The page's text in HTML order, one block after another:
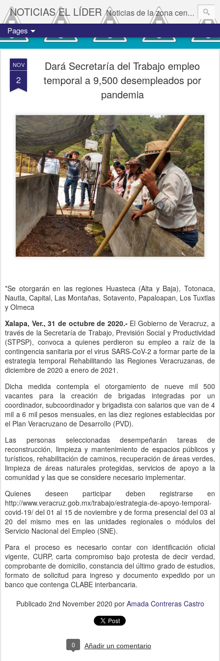
NOTICIAS EL LÍDER Noticias de la zona centro del estado de Veracruz.
Pages
NOV
2
Dará Secretaría del Trabajo empleo
temporal a 9,500 desempleados por
pandemia
*Se otorgarán en las regiones Huasteca (Alta y Baja), Totonaca,
Nautla, Capital, Las Montañas, Sotavento, Papaloapan, Los Tuxtlas
y Olmeca
Xalapa, Ver., 31 de octubre de 2020.-El Gobierno de Veracruz, a
través de la Secretaría de Trabajo, Previsión Social y Productividad
(STPSP), convoca a quienes perdieron su empleo a raíz de la
contingencia sanitaria por el virus SARS-CoV-2 a formar parte de la
estrategia temporal Rehabilitando las Regiones Veracruzanas, de
diciembre de 2020 a enero de 2021.
Dicha medida contempla el otorgamiento de nueve mil 500
vacantes para la creación de brigadas integradas por un
coordinador, subcoordinador y brigadista con salarios que van de 4
mil a 6 mil pesos mensuales, en las diez regiones establecidas por
el Plan Veracruzano de Desarrollo (PVD).
Las personas seleccionadas desempeñarán tareas de
reconstrucción, limpieza y mantenimiento de espacios públicos y
turísticos, rehabilitación de caminos, recuperación de áreas verdes,
limpieza de áreas naturales protegidas, servicios de apoyo a la
comunidad y las que se considere necesario implementar.
Quienes deseen participar deben registrarse en
http://www.veracruz.gob.mx/trabajo/estrategia-de-apoyo-temporal-
covid-19/ del 01 al 15 de noviembre y de forma presencial del 03 al
20 del mismo mes en las unidades regionales o módulos del
Servicio Nacional del Empleo (SNE).
Para el proceso es necesario contar con identificación oficial
vigente, CURP, carta compromiso bajo protesta de decir verdad,
comprobante de domicilio, constancia del último grado de estudios,
formato de solicitud para ingreso y documento expedido por un
banco que contenga CLABE interbancaria.
Publicado 2nd November 2020 por Amada Contreras Castro
0 Añadir un comentario